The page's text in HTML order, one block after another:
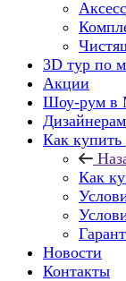
3D тур по
Акции
Шоу-рум в
Дизайнерам
Как купить
Как
Новости
Контакты